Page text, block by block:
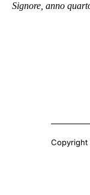
Signore, anno
Copyright